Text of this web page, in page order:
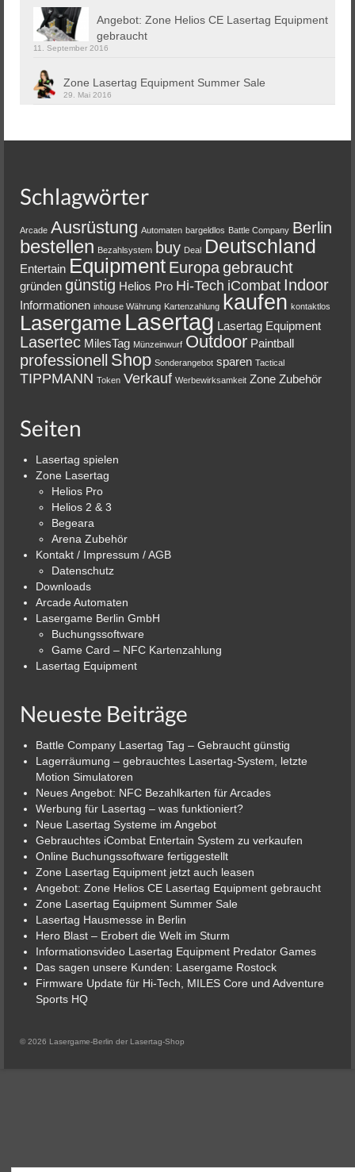
Angebot: Zone Helios CE Lasertag Equipment
gebraucht
11. September 2016
Zone Lasertag Equipment Summer Sale
29. Mai 2016
Schlagwörter
Arcade Ausrüstung Automaten bargeldlos Battle Company Berlin
bestellen Bezahlsystem buy Deal Deutschland
Entertain Equipment Europagebraucht
gründen günstig Helios Pro Hi-Tech iCombat Indoor
Informationen inhouse Währung Kartenzahlung kaufen kontaktlos
Lasergame Lasertag Lasertag Equipment
Lasertec MilesTag Münzeinwurf Outdoor Paintball
professionell Shop Sonderangebot sparen Tactical
TIPPMANN Token Verkauf Werbewirksamkeit Zone Zubehör
Seiten
Lasertag spielen
Zone Lasertag
Helios Pro
Helios 2 & 3
Begeara
Arena Zubehör
Kontakt / Impressum / AGB
Datenschutz
Downloads
Arcade Automaten
Lasergame Berlin GmbH
Buchungssoftware
Game Card – NFC Kartenzahlung
Lasertag Equipment
Neueste Beiträge
Battle Company Lasertag Tag – Gebraucht günstig
Lagerräumung – gebrauchtes Lasertag-System, letzte
Motion Simulatoren
Neues Angebot: NFC Bezahlkarten für Arcades
Werbung für Lasertag – was funktioniert?
Neue Lasertag Systeme im Angebot
Gebrauchtes iCombat Entertain System zu verkaufen
Online Buchungssoftware fertiggestellt
Zone Lasertag Equipment jetzt auch leasen
Angebot: Zone Helios CE Lasertag Equipment gebraucht
Zone Lasertag Equipment Summer Sale
Lasertag Hausmesse in Berlin
Hero Blast – Erobert die Welt im Sturm
Informationsvideo Lasertag Equipment Predator Games
Das sagen unsere Kunden: Lasergame Rostock
Firmware Update für Hi-Tech, MILES Core und Adventure
Sports HQ
© 2026 Lasergame-Berlin der Lasertag-Shop